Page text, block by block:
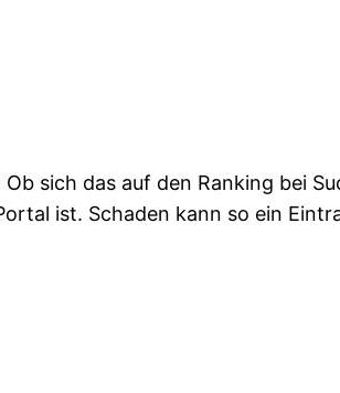
sich das auf den Ranking bei
ist. Schaden kann so ein